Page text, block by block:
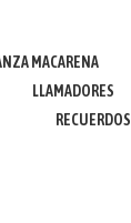
MACARENA
LLAMADORES
RECUERDOS